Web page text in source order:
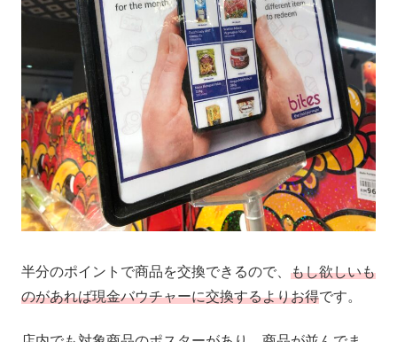
半分のポイントで商品を交換できるので、 もし欲しいも
のがあれば現金バウチャーに交換するよりお得です。